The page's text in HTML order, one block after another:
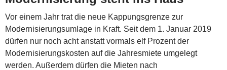
Vor einem Jahr trat die neue Kappungsgrenze zur
Modernisierungsumlage in Kraft. Seit dem 1. Januar 2019
dürfen nur noch acht anstatt vormals elf Prozent der
Modernisierungskosten auf die Jahresmiete umgelegt
werden. Außerdem dürfen die Mieten nach